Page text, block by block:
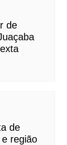
de
de
região